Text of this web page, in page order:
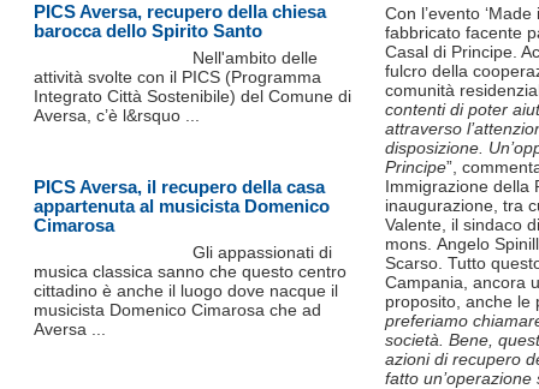
Con l’evento
fabbricato facente
Casal di Principe.
fulcro della
comunità
contenti di poter
attraverso
disposizione.
Principe”,
Immigrazione della
inaugurazione, tra
Valente, il sindaco
mons. Angelo
Scarso. Tutto
Campania, ancora
proposito, anche le
preferiamo
società. Bene,
azioni di recupero
fatto
PICS Aversa, recupero della chiesa
barocca dello Spirito Santo
Nell'ambito delle
attività svolte con il PICS (Programma
Integrato Città Sostenibile) del Comune di
Aversa, c’è l&rsquo ...
PICS Aversa, il recupero della casa
appartenuta al musicista Domenico
Cimarosa
Gli appassionati di
musica classica sanno che questo centro
cittadino è anche il luogo dove nacque il
musicista Domenico Cimarosa che ad
Aversa ...